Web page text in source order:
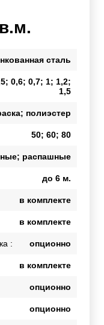
сталь
0,6; 0,7; 1; 1,2;
1,5
полиэстер
50; 60; 80
распашные
до 6 м.
в комплекте
в комплекте
: опционно
в комплекте
опционно
опционно